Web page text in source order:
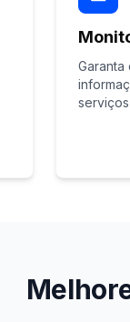
Garanta